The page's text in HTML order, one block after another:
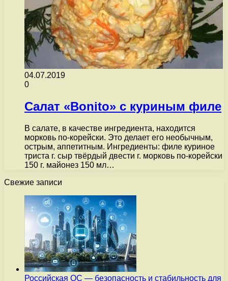
04.07.2019
0
Салат «Bonito» с куриным филе
В салате, в качестве ингредиента, находится
морковь по-корейски. Это делает его необычным,
острым, аппетитным. Ингредиенты: филе куриное
триста г. сыр твёрдый двести г. морковь по-корейски
150 г. майонез 150 мл…
Свежие записи
Российская ОС — безопасность и стабильность для